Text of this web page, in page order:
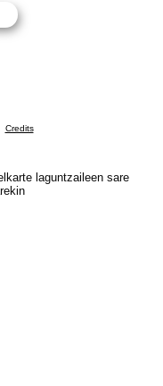
Credits
laguntzaileen sare